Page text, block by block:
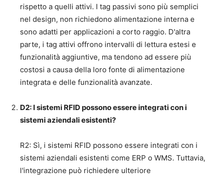
rispetto a quelli attivi. I tag passivi sono più semplici
nel design, non richiedono alimentazione interna e
sono adatti per applicazioni a corto raggio. D'altra
parte, i tag attivi offrono intervalli di lettura estesi e
funzionalità aggiuntive, ma tendono ad essere più
costosi a causa della loro fonte di alimentazione
integrata e delle funzionalità avanzate.
D2: I sistemi RFID possono essere integrati con i
sistemi aziendali esistenti?
R2: Sì, i sistemi RFID possono essere integrati con i
sistemi aziendali esistenti come ERP o WMS. Tuttavia,
l'integrazione può richiedere ulteriore